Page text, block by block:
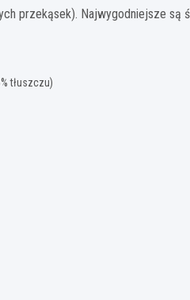
przekąsek). Najwygodniejsze są
tłuszczu)